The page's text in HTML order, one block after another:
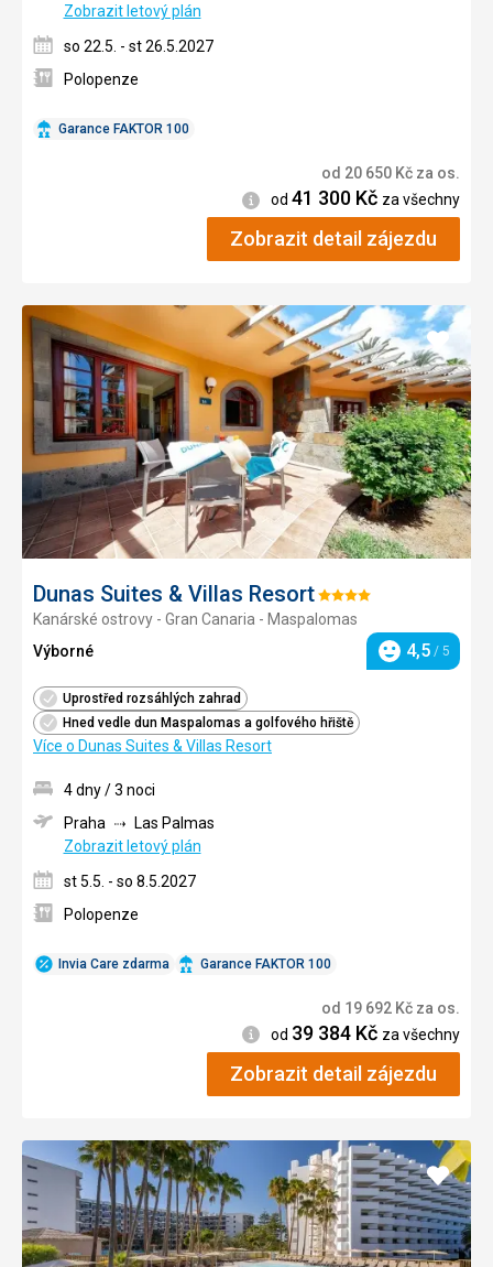
Garance FAKTOR 100
Zobrazit letový plán
so 22.5. - st 26.5.2027
Polopenze
od 20 650 Kč za os.
Informace
od 41 300 Kč za všechny
Zobrazit detail zájezdu
Dunas Suites & Villas ResortHodnocení:
4/5
Kanárské ostrovy - Gran Canaria - Maspalomas
Výborné
Hodnocení
4,5 / 5
Uprostřed rozsáhlých zahrad
Hned vedle dun Maspalomas a golfového hřiště
Více o Dunas Suites & Villas Resort
Přidat
Invia Care zdarma Garance FAKTOR 100
4 dny / 3 noci
Praha
Las Palmas
Zobrazit letový plán
st 5.5. - so 8.5.2027
Polopenze
od 19 692 Kč za os.
Informace
od 39 384 Kč za všechny
Zobrazit detail zájezdu
Přidat
do